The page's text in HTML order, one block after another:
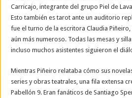
Carricajo, integrante del grupo Piel de
Esto también es tarot ante un auditorio
fue el turno de la escritora Claudia
aún más numeroso. Todas las mesas y
incluso muchos asistentes siguieron el
Mientras Piñeiro relataba cómo sus
series y obras teatrales, una fila extensa
Pabellón 9. Eran fanáticos de Santiago